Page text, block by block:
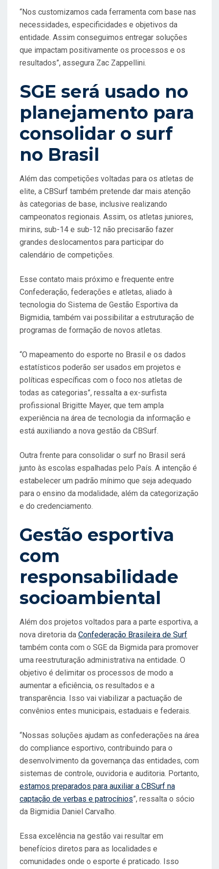
“Nos customizamos cada ferramenta com base nas
necessidades, especificidades e objetivos da
entidade. Assim conseguimos entregar soluções
que impactam positivamente os processos e os
resultados”, assegura Zac Zappellini.
SGE será usado no
planejamento para
consolidar o surf
no Brasil
Além das competições voltadas para os atletas de
elite, a CBSurf também pretende dar mais atenção
às categorias de base, inclusive realizando
campeonatos regionais. Assim, os atletas juniores,
mirins, sub-14 e sub-12 não precisarão fazer
grandes deslocamentos para participar do
calendário de competições.
Esse contato mais próximo e frequente entre
Confederação, federações e atletas, aliado à
tecnologia do Sistema de Gestão Esportiva da
Bigmidia, também vai possibilitar a estruturação de
programas de formação de novos atletas.
“O mapeamento do esporte no Brasil e os dados
estatísticos poderão ser usados em projetos e
políticas específicas com o foco nos atletas de
todas as categorias”, ressalta a ex-surfista
profissional Brigitte Mayer, que tem ampla
experiência na área de tecnologia da informação e
está auxiliando a nova gestão da CBSurf.
Outra frente para consolidar o surf no Brasil será
junto às escolas espalhadas pelo País. A intenção é
estabelecer um padrão mínimo que seja adequado
para o ensino da modalidade, além da categorização
e do credenciamento.
Gestão esportiva
com
responsabilidade
socioambiental
Além dos projetos voltados para a parte esportiva, a
nova diretoria da Confederação Brasileira de Surf
também conta com o SGE da Bigmida para promover
uma reestruturação administrativa na entidade. O
objetivo é delimitar os processos de modo a
aumentar a eficiência, os resultados e a
transparência. Isso vai viabilizar a pactuação de
convênios entes municipais, estaduais e federais.
“Nossas soluções ajudam as confederações na área
do compliance esportivo, contribuindo para o
desenvolvimento da governança das entidades, com
sistemas de controle, ouvidoria e auditoria. Portanto,
estamos preparados para auxiliar a CBSurf na
captação de verbas e patrocínios”, ressalta o sócio
da Bigmidia Daniel Carvalho.
Essa excelência na gestão vai resultar em
benefícios diretos para as localidades e
comunidades onde o esporte é praticado. Isso